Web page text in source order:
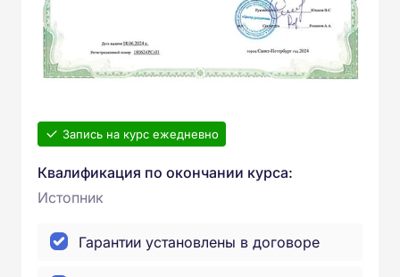
Запись на курс ежедневно
Квалификация по окончании курса:
Истопник
Гарантии установлены в договоре